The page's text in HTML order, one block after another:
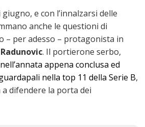
e con l’innalzarsi delle
anche le questioni di
– per adesso – protagonista in
. Il portierone serbo,
nell’annata appena conclusa ed
nella top 11 della Serie B,
difendere la porta dei